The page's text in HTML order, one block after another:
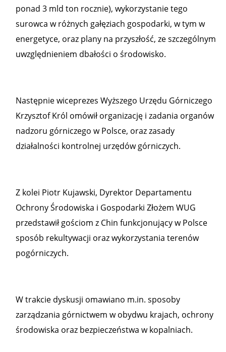
ponad 3 mld ton rocznie), wykorzystanie tego
surowca w różnych gałęziach gospodarki, w tym w
energetyce, oraz plany na przyszłość, ze szczególnym
uwzględnieniem dbałości o środowisko.
Następnie wiceprezes Wyższego Urzędu Górniczego
Krzysztof Król omówił organizację i zadania organów
nadzoru górniczego w Polsce, oraz zasady
działalności kontrolnej urzędów górniczych.
Z kolei Piotr Kujawski, Dyrektor Departamentu
Ochrony Środowiska i Gospodarki Złożem WUG
przedstawił gościom z Chin funkcjonujący w Polsce
sposób rekultywacji oraz wykorzystania terenów
pogórniczych.
W trakcie dyskusji omawiano m.in. sposoby
zarządzania górnictwem w obydwu krajach, ochrony
środowiska oraz bezpieczeństwa w kopalniach.